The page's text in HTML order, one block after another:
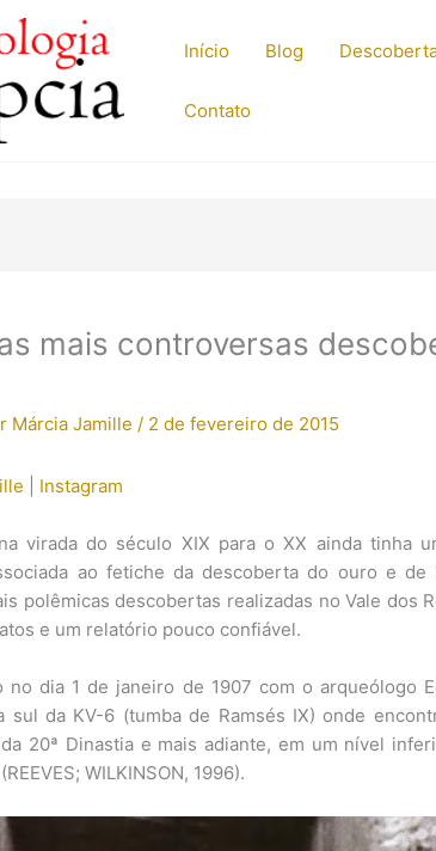
Início Blog
Contato
mais controversas
Márcia Jamille / 2 de fevereiro de 2015
Instagram
virada do século XIX para o XX ainda tinha
ao fetiche da descoberta do ouro e
polêmicas descobertas realizadas no Vale dos
e um relatório pouco confiável.
dia 1 de janeiro de 1907 com o arqueólogo
sul da KV-6 (tumba de Ramsés IX) onde
20ª Dinastia e mais adiante, em um nível
WILKINSON, 1996).